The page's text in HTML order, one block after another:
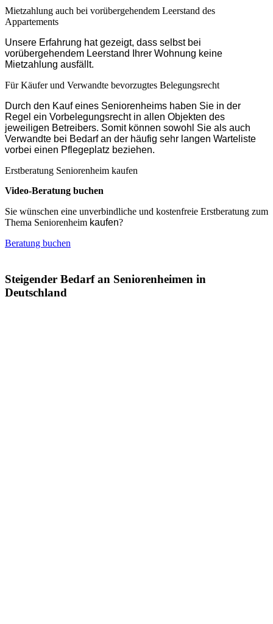
Mietzahlung auch bei vorübergehendem Leerstand des
Appartements
Unsere Erfahrung hat gezeigt, dass selbst bei
vorübergehendem Leerstand Ihrer Wohnung keine
Mietzahlung ausfällt.
Für Käufer und Verwandte bevorzugtes Belegungsrecht
Durch den Kauf eines Seniorenheims haben Sie in der
Regel ein Vorbelegungsrecht in allen Objekten des
jeweiligen Betreibers. Somit können sowohl Sie als auch
Verwandte bei Bedarf an der häufig sehr langen Warteliste
vorbei einen Pflegeplatz beziehen.
Erstberatung Seniorenheim kaufen
Video-Beratung buchen
Sie wünschen eine unverbindliche und kostenfreie Erstberatung zum
Thema Seniorenheim kaufen?
Beratung buchen
Steigender Bedarf an Seniorenheimen in
Deutschland